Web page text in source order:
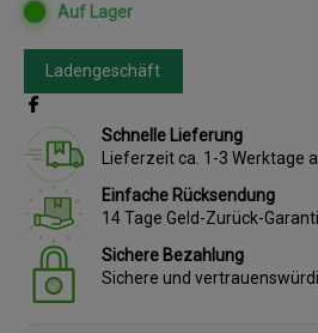
Auf Lager
Ladengeschäft
Schnelle Lieferung
Lieferzeit ca. 1-3 Werktage
Einfache Rücksendung
14 Tage Geld-Zurück-
Sichere Bezahlung
Sichere und